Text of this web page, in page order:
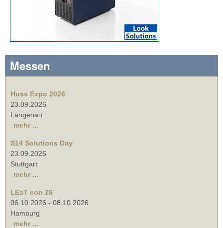
Messen
Huss Expo 2026
23.09.2026
Langenau
mehr ...
S14 Solutions Day
23.09.2026
Stuttgart
mehr ...
LEaT con 26
06.10.2026 - 08.10.2026
Hamburg
mehr ...